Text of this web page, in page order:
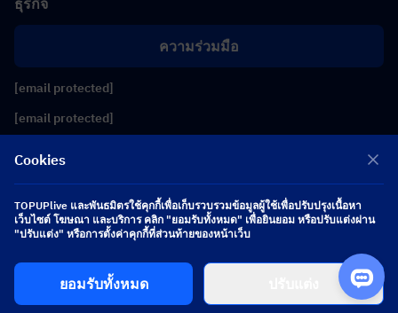
$ 0.00 ซื้อเลย
ธุรกิจ
ความร่วมมือ
[email protected]
[email protected]
ติดตามเรา
Copyright 2026 SEA WHALE TECHNOLOGY PTE.LTD. All Rights Reserved.
Cookies
TOPUPlive และพันธมิตรใช้คุกกี้เพื่อเก็บรวบรวมข้อมูลผู้ใช้เพื่อปรับปรุงเนื้อหา
เว็บไซต์ โฆษณา และบริการ คลิก "ยอมรับทั้งหมด" เพื่อยินยอม หรือปรับแต่งผ่าน
"ปรับแต่ง" หรือการตั้งค่าคุกกี้ที่ส่วนท้ายของหน้าเว็บ
ยอมรับทั้งหมด